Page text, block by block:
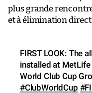
plus grande
et à élimination
FIRST LOOK: The
installed at MetLife
World Club Cup
#ClubWorldCup